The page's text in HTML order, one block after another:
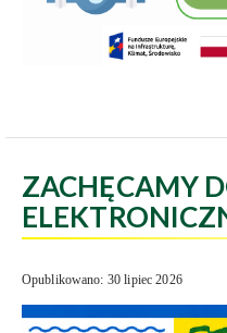
ZACHĘCAMY
Opublikowano: 30 lipiec 2026